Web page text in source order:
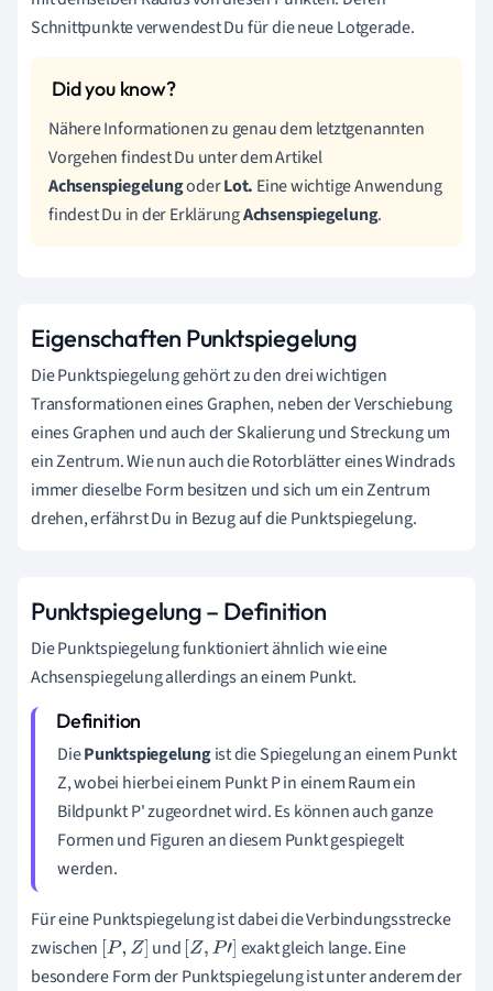
Schnittpunkte verwendest Du für die neue Lotgerade.
Nähere Informationen zu genau dem letztgenannten
Vorgehen findest Du unter dem Artikel
AchsenspiegelungoderLot. Eine wichtige Anwendung
findest Du in der ErklärungAchsenspiegelung.
Eigenschaften Punktspiegelung
Die Punktspiegelung gehört zu den drei wichtigen
Transformationen eines Graphen, neben der Verschiebung
eines Graphen und auch der Skalierung und Streckung um
ein Zentrum. Wie nun auch die Rotorblätter eines Windrads
immer dieselbe Form besitzen und sich um ein Zentrum
drehen, erfährst Du in Bezug auf die Punktspiegelung.
Punktspiegelung – Definition
Die Punktspiegelung funktioniert ähnlich wie eine
Achsenspiegelung allerdings an einem Punkt.
DiePunktspiegelungist die Spiegelung an einem Punkt
Z, wobei hierbei einem Punkt P in einem Raum ein
Bildpunkt P' zugeordnet wird. Es können auch ganze
Formen und Figuren an diesem Punkt gespiegelt
werden.
Für eine Punktspiegelung ist dabei die Verbindungsstrecke
zwischen [P,Z ] und [Z,P']
exakt gleich lange. Eine
besondere Form der Punktspiegelung ist unter anderem der